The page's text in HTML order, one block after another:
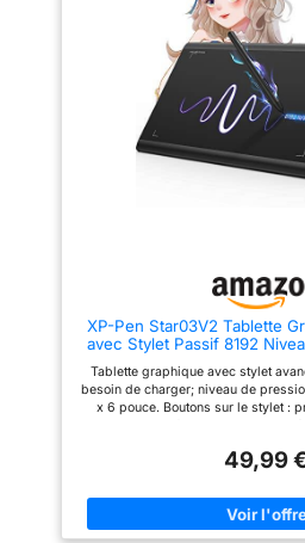
enregistrement de produits et
entraînement en ligne pour
capturer rapidement toutes vos
idées créatives personnalisées
Créativité sans obstacles :
ExpressKeys, design
ergonomique et sensibilité à la
pression 4096 assurent un flux
de travail et un contrôle
accélérés, pour les gauchers et
XP-Pen Star03V2 Tablette
avec Stylet Passif 8192
Windows Mac
Tablette graphique avec stylet
besoin de charger; niveau de
x 6 pouce. Boutons sur le stylet :
Augmenter l'épaisseur de pinceau,
Gomme(basé du clavier américain).
aussi compatible avec les logiciels
comme Microsoft Word(très
49,99